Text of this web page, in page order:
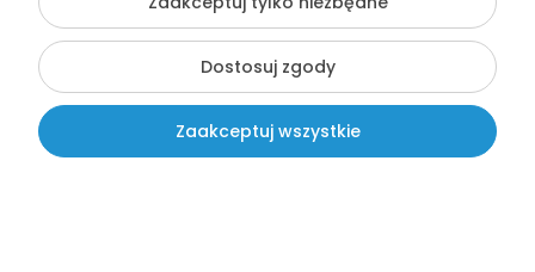
Dostosuj zgody
Zaakceptuj wszystkie